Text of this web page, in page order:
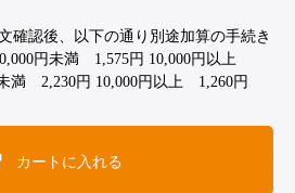
確認後、以下の通り別途加算の手続き
円未満 1,575円 10,000円以上
満 2,230円 10,000円以上 1,260円
カートに入れる